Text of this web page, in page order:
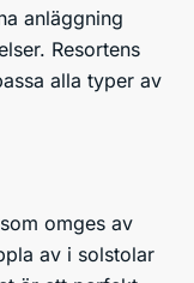
anläggning
Resortens
alla typer av
omges av
av i solstolar